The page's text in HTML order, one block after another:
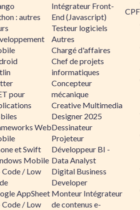
: autres
pour
Web
et Swift
Mobile
/ Low
AppSheet
/ Low
Intégrateur Front-
End (Javascript)
Testeur logiciels
Autres
Chargé d'affaires
Chef de projets
informatiques
Concepteur
mécanique
Creative Multimedia
Designer 2025
Dessinateur
Projeteur
Développeur BI -
Data Analyst
Digital Business
Developer
Monteur Intégrateur
de contenus e-
CPF